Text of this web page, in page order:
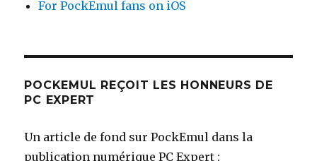
For PockEmul fans on iOS
POCKEMUL REÇOIT LES HONNEURS DE
PC EXPERT
Un article de fond sur PockEmul dans la
publication numérique PC Expert :